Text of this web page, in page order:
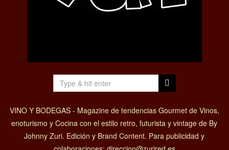
VINO Y BODEGAS - Magazine de tendencias Gourmet de Vinos,
enoturismo y Cocina con el estilo retro, futurista y vintage de By
Johnny Zuri. Edición y Brand Content. Para publicidad y